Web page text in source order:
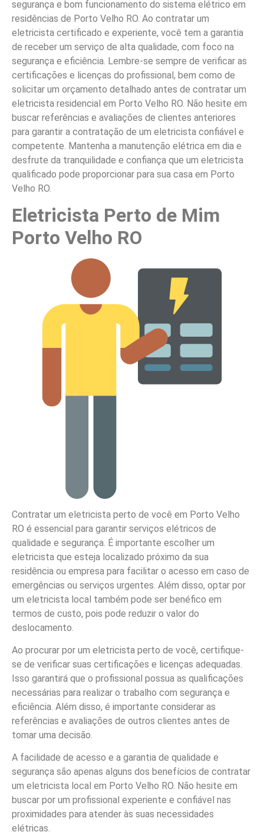
segurança e bom funcionamento do sistema elétrico em
residências de Porto Velho RO. Ao contratar um
eletricista certificado e experiente, você tem a garantia
de receber um serviço de alta qualidade, com foco na
segurança e eficiência. Lembre-se sempre de verificar as
certificações e licenças do profissional, bem como de
solicitar um orçamento detalhado antes de contratar um
eletricista residencial em Porto Velho RO. Não hesite em
buscar referências e avaliações de clientes anteriores
para garantir a contratação de um eletricista confiável e
competente. Mantenha a manutenção elétrica em dia e
desfrute da tranquilidade e confiança que um eletricista
qualificado pode proporcionar para sua casa em Porto
Velho RO.
Eletricista Perto de Mim
Porto Velho RO
Contratar um eletricista perto de você em Porto Velho
RO é essencial para garantir serviços elétricos de
qualidade e segurança. É importante escolher um
eletricista que esteja localizado próximo da sua
residência ou empresa para facilitar o acesso em caso de
emergências ou serviços urgentes. Além disso, optar por
um eletricista local também pode ser benéfico em
termos de custo, pois pode reduzir o valor do
deslocamento.
Ao procurar por um eletricista perto de você, certifique-
se de verificar suas certificações e licenças adequadas.
Isso garantirá que o profissional possua as qualificações
necessárias para realizar o trabalho com segurança e
eficiência. Além disso, é importante considerar as
referências e avaliações de outros clientes antes de
tomar uma decisão.
A facilidade de acesso e a garantia de qualidade e
segurança são apenas alguns dos benefícios de contratar
um eletricista local em Porto Velho RO. Não hesite em
buscar por um profissional experiente e confiável nas
proximidades para atender às suas necessidades
elétricas.